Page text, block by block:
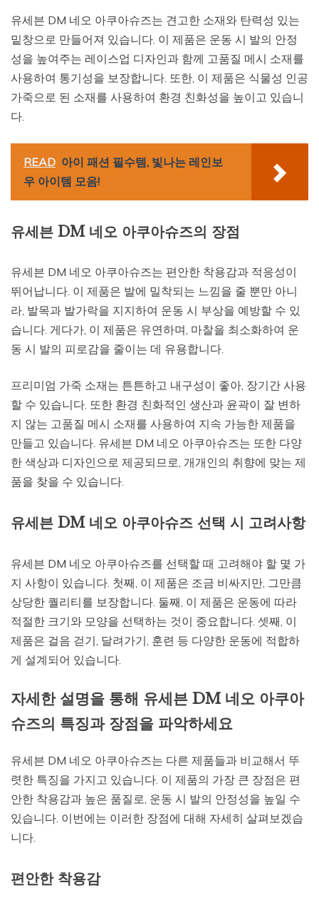
유세븐 DM 네오 아쿠아슈즈는 견고한 소재와 탄력성 있는
밑창으로 만들어져 있습니다. 이 제품은 운동 시 발의 안정
성을 높여주는 레이스업 디자인과 함께 고품질 메시 소재를
사용하여 통기성을 보장합니다. 또한, 이 제품은 식물성 인공
가죽으로 된 소재를 사용하여 환경 친화성을 높이고 있습니
다.
READ 아이 패션 필수템, 빛나는 레인보
우 아이템 모음!
유세븐 DM 네오 아쿠아슈즈의 장점
유세븐 DM 네오 아쿠아슈즈는 편안한 착용감과 적응성이
뛰어납니다. 이 제품은 발에 밀착되는 느낌을 줄 뿐만 아니
라, 발목과 발가락을 지지하여 운동 시 부상을 예방할 수 있
습니다. 게다가, 이 제품은 유연하며, 마찰을 최소화하여 운
동 시 발의 피로감을 줄이는 데 유용합니다.
프리미엄 가죽 소재는 튼튼하고 내구성이 좋아, 장기간 사용
할 수 있습니다. 또한 환경 친화적인 생산과 윤곽이 잘 변하
지 않는 고품질 메시 소재를 사용하여 지속 가능한 제품을
만들고 있습니다. 유세븐 DM 네오 아쿠아슈즈는 또한 다양
한 색상과 디자인으로 제공되므로, 개개인의 취향에 맞는 제
품을 찾을 수 있습니다.
유세븐 DM 네오 아쿠아슈즈 선택 시 고려사항
유세븐 DM 네오 아쿠아슈즈를 선택할 때 고려해야 할 몇 가
지 사항이 있습니다. 첫째, 이 제품은 조금 비싸지만, 그만큼
상당한 퀄리티를 보장합니다. 둘째, 이 제품은 운동에 따라
적절한 크기와 모양을 선택하는 것이 중요합니다. 셋째, 이
제품은 걸음 걷기, 달려가기, 훈련 등 다양한 운동에 적합하
게 설계되어 있습니다.
자세한 설명을 통해 유세븐 DM 네오 아쿠아
슈즈의 특징과 장점을 파악하세요
유세븐 DM 네오 아쿠아슈즈는 다른 제품들과 비교해서 뚜
렷한 특징을 가지고 있습니다. 이 제품의 가장 큰 장점은 편
안한 착용감과 높은 품질로, 운동 시 발의 안정성을 높일 수
있습니다. 이번에는 이러한 장점에 대해 자세히 살펴보겠습
니다.
편안한 착용감